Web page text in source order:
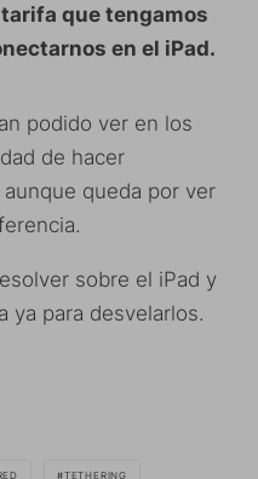
que tengamos
en el iPad.
podido ver en los
de hacer
queda por ver
sobre el iPad y
ya para desvelarlos.
TETHERING